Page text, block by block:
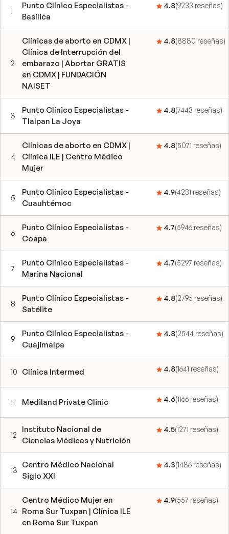
1
Punto Clínico Especialistas -
Basílica
4.8(9233 reseñas)
2
Clínicas de aborto en CDMX |
Clínica de Interrupción del
embarazo | Abortar GRATIS
en CDMX | FUNDACIÓN
NAISET
4.8(8880 reseñas)
3
Punto Clínico Especialistas -
Tlalpan La Joya
4.8(7443 reseñas)
4
Clínicas de aborto en CDMX |
Clínica ILE | Centro Médico
Mujer
4.8(5071 reseñas)
5
Punto Clínico Especialistas -
Cuauhtémoc
4.9(4231 reseñas)
6
Punto Clínico Especialistas -
Coapa
4.7(5946 reseñas)
7
Punto Clínico Especialistas -
Marina Nacional
4.7(5297 reseñas)
8
Punto Clínico Especialistas -
Satélite
4.8(2795 reseñas)
9
Punto Clínico Especialistas -
Cuajimalpa
4.8(2544 reseñas)
10 Clínica Intermed 4.8(1641 reseñas)
11 Mediland Private Clinic 4.6(1166 reseñas)
12
Instituto Nacional de
Ciencias Médicas y Nutrición
4.5(1271 reseñas)
13
Centro Médico Nacional
Siglo XXI
4.3(1486 reseñas)
14
Centro Médico Mujer en
Roma Sur Tuxpan | Clínica ILE
en Roma Sur Tuxpan
4.9(557 reseñas)